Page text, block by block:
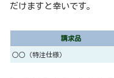
だけますと幸いです。
請求品
○○（特注仕様）